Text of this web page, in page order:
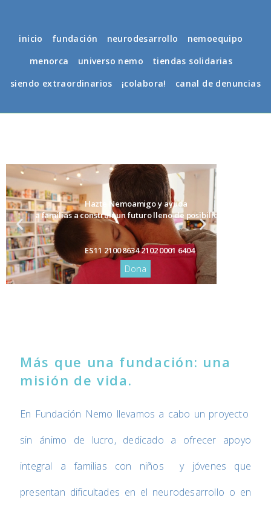
inicio fundación neurodesarrollo
nemoequipo
menorca
universo nemo
tiendas solidarias
siendo extraordinarios
¡colabora! canal de denuncias
ES11 2100 8634 2102 0001 6404
Hazte Nemoamigo y ayuda
afamilias a construir un futuro lleno de posibilidades
Dona
Más que una fundación: una
misión de vida.
En Fundación Nemo llevamos a cabo un proyecto
sin ánimo de lucro, dedicado a ofrecer apoyo
integral a familias con niños y jóvenes que
presentan dificultades en el neurodesarrollo o en